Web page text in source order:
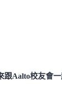
跟Aalto校友會